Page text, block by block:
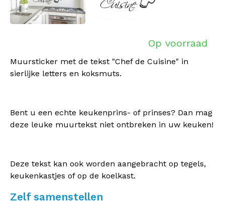
Op voorraad
Muursticker met de tekst "Chef de Cuisine" in
sierlijke letters en koksmuts.
Bent u een echte keukenprins- of prinses? Dan mag
deze leuke muurtekst niet ontbreken in uw keuken!
Deze tekst kan ook worden aangebracht op tegels,
keukenkastjes of op de koelkast.
Zelf samenstellen